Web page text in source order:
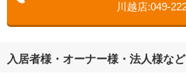
川越店:049-
入居者様・オーナー様・法人様など